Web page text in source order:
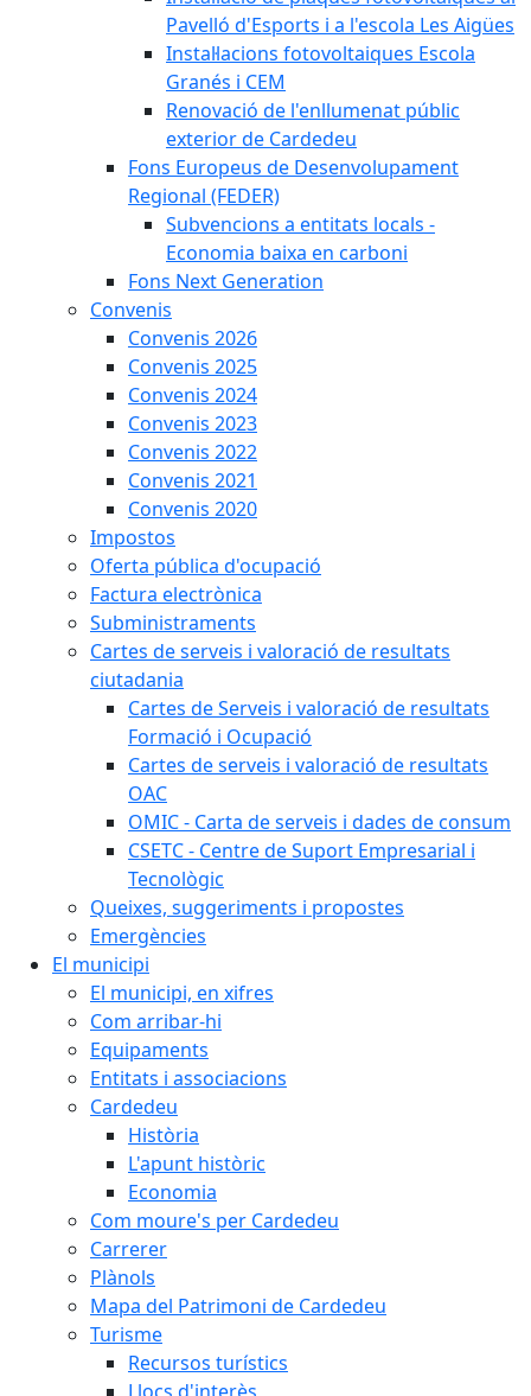
Pavelló d'Esports i a l'escola Les Aigües
Instal·lacions fotovoltaiques Escola
Granés i CEM
Renovació de l'enllumenat públic
exterior de Cardedeu
Fons Europeus de Desenvolupament
Regional (FEDER)
Subvencions a entitats locals -
Economia baixa en carboni
Fons Next Generation
Convenis
Convenis 2026
Convenis 2025
Convenis 2024
Convenis 2023
Convenis 2022
Convenis 2021
Convenis 2020
Impostos
Oferta pública d'ocupació
Factura electrònica
Subministraments
Cartes de serveis i valoració de resultats
ciutadania
Cartes de Serveis i valoració de resultats
Formació i Ocupació
Cartes de serveis i valoració de resultats
OAC
OMIC - Carta de serveis i dades de consum
CSETC - Centre de Suport Empresarial i
Tecnològic
Queixes, suggeriments i propostes
Emergències
El municipi
El municipi, en xifres
Com arribar-hi
Equipaments
Entitats i associacions
Cardedeu
Història
L'apunt històric
Economia
Com moure's per Cardedeu
Carrerer
Plànols
Mapa del Patrimoni de Cardedeu
Turisme
Recursos turístics